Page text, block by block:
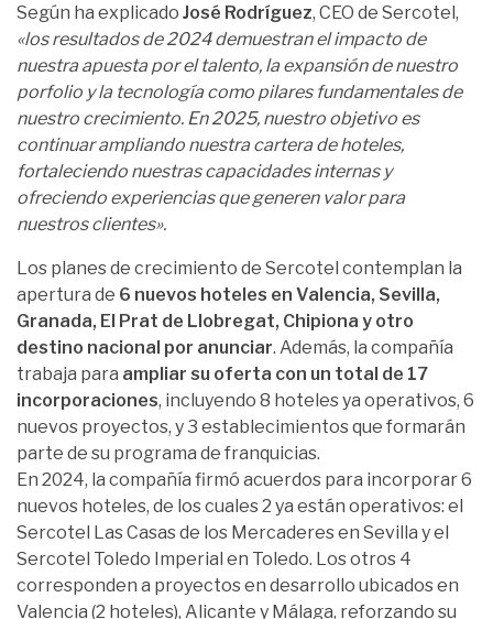
Según ha explicado José Rodríguez, CEO de Sercotel,
«los resultados de 2024 demuestran el impacto de
nuestra apuesta por el talento, la expansión de nuestro
porfolio y la tecnología como pilares fundamentales de
nuestro crecimiento. En 2025, nuestro objetivo es
continuar ampliando nuestra cartera de hoteles,
fortaleciendo nuestras capacidades internas y
ofreciendo experiencias que generen valor para
nuestros clientes».
Los planes de crecimiento de Sercotel contemplan la
apertura de 6 nuevos hoteles en Valencia, Sevilla,
Granada, El Prat de Llobregat, Chipiona y otro
destino nacional por anunciar. Además, la compañía
trabaja para ampliar su oferta con un total de 17
incorporaciones, incluyendo 8 hoteles ya operativos, 6
nuevos proyectos, y 3 establecimientos que formarán
parte de su programa de franquicias.
En 2024, la compañía firmó acuerdos para incorporar 6
nuevos hoteles, de los cuales 2 ya están operativos: el
Sercotel Las Casas de los Mercaderes en Sevilla y el
Sercotel Toledo Imperial en Toledo. Los otros 4
corresponden a proyectos en desarrollo ubicados en
Valencia (2 hoteles), Alicante y Málaga, reforzando su